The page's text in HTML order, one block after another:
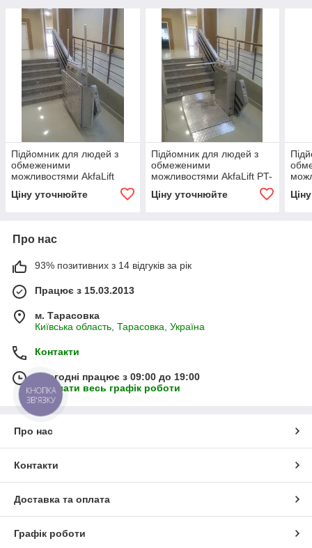
Підйомник для людей з
обмеженими
можливостями AkfaLift
Ціну уточнюйте
Підйомник для людей з
обмеженими
можливостями AkfaLift PT-
Ціну уточнюйте
Про нас
93% позитивних з 14 відгуків за рік
Працює з 15.03.2013
м. Тарасовка
Київська область, Тарасовка, Україна
Контакти
Сьогодні працює з 09:00 до 19:00
Показати весь графік роботи
Про нас
Контакти
Доставка та оплата
Графік роботи
КНОПКА
ЗВ'ЯЗКУ